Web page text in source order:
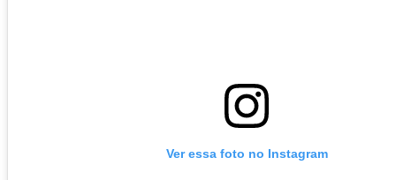
Ver essa foto no Instagram